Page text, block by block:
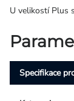
U velikostí Plus
Specifikace